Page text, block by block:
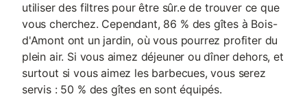
utiliser des filtres pour être sûr.e de trouver ce que
vous cherchez. Cependant, 86 % des gîtes à Bois-
d'Amont ont un jardin, où vous pourrez profiter du
plein air. Si vous aimez déjeuner ou dîner dehors, et
surtout si vous aimez les barbecues, vous serez
servis : 50 % des gîtes en sont équipés.